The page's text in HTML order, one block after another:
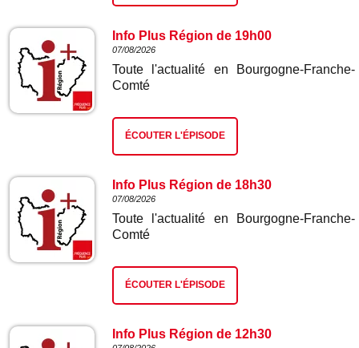
Info Plus Région de 19h00
07/08/2026
Toute l'actualité en Bourgogne-Franche-
Comté
ÉCOUTER L'ÉPISODE
Info Plus Région de 18h30
07/08/2026
Toute l'actualité en Bourgogne-Franche-
Comté
ÉCOUTER L'ÉPISODE
Info Plus Région de 12h30